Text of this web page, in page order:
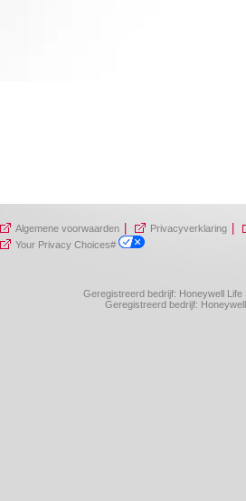
Algemene voorwaarden Privacyverklaring
Your Privacy Choices#
Geregistreerd bedrijf: Honeywell
Geregistreerd bedrijf: